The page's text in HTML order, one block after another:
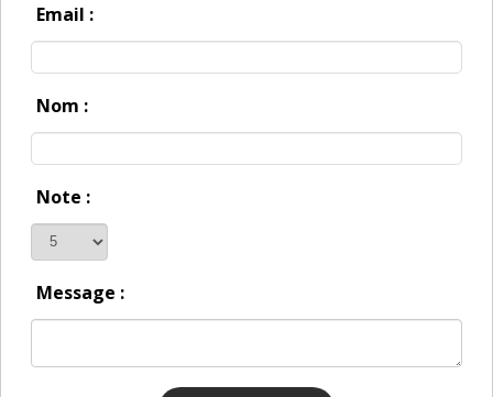
Email :
Nom :
Note :
Message :